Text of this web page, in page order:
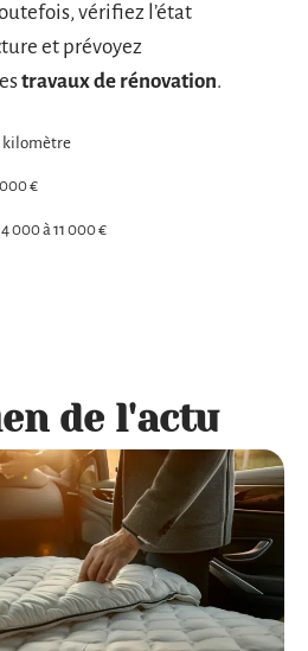
vérifiez l’état
et prévoyez
travaux de rénovation.
kilomètre
€
000 à 11 000 €
de l'actu